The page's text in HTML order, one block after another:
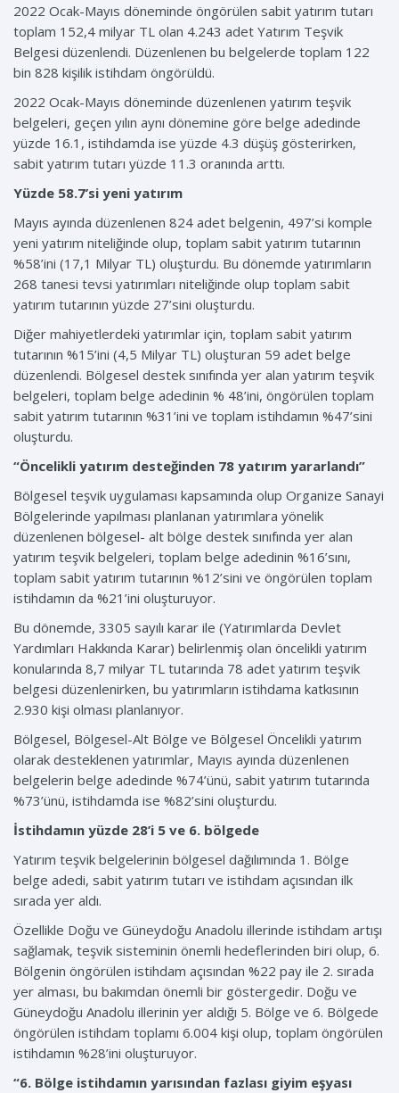
2022 Ocak-Mayıs döneminde öngörülen sabit yatırım tutarı
toplam 152,4 milyar TL olan 4.243 adet Yatırım Teşvik
Belgesi düzenlendi. Düzenlenen bu belgelerde toplam 122
bin 828 kişilik istihdam öngörüldü.
2022 Ocak-Mayıs döneminde düzenlenen yatırım teşvik
belgeleri, geçen yılın aynı dönemine göre belge adedinde
yüzde 16.1, istihdamda ise yüzde 4.3 düşüş gösterirken,
sabit yatırım tutarı yüzde 11.3 oranında arttı.
Yüzde 58.7’si yeni yatırım
Mayıs ayında düzenlenen 824 adet belgenin, 497’si komple
yeni yatırım niteliğinde olup, toplam sabit yatırım tutarının
%58’ini (17,1 Milyar TL) oluşturdu. Bu dönemde yatırımların
268 tanesi tevsi yatırımları niteliğinde olup toplam sabit
yatırım tutarının yüzde 27’sini oluşturdu.
Diğer mahiyetlerdeki yatırımlar için, toplam sabit yatırım
tutarının %15’ini (4,5 Milyar TL) oluşturan 59 adet belge
düzenlendi. Bölgesel destek sınıfında yer alan yatırım teşvik
belgeleri, toplam belge adedinin % 48’ini, öngörülen toplam
sabit yatırım tutarının %31’ini ve toplam istihdamın %47’sini
oluşturdu.
“Öncelikli yatırım desteğinden 78 yatırım yararlandı”
Bölgesel teşvik uygulaması kapsamında olup Organize Sanayi
Bölgelerinde yapılması planlanan yatırımlara yönelik
düzenlenen bölgesel- alt bölge destek sınıfında yer alan
yatırım teşvik belgeleri, toplam belge adedinin %16’sını,
toplam sabit yatırım tutarının %12’sini ve öngörülen toplam
istihdamın da %21’ini oluşturuyor.
Bu dönemde, 3305 sayılı karar ile (Yatırımlarda Devlet
Yardımları Hakkında Karar) belirlenmiş olan öncelikli yatırım
konularında 8,7 milyar TL tutarında 78 adet yatırım teşvik
belgesi düzenlenirken, bu yatırımların istihdama katkısının
2.930 kişi olması planlanıyor.
Bölgesel, Bölgesel-Alt Bölge ve Bölgesel Öncelikli yatırım
olarak desteklenen yatırımlar, Mayıs ayında düzenlenen
belgelerin belge adedinde %74’ünü, sabit yatırım tutarında
%73’ünü, istihdamda ise %82’sini oluşturdu.
İstihdamın yüzde 28’i 5 ve 6. bölgede
Yatırım teşvik belgelerinin bölgesel dağılımında 1. Bölge
belge adedi, sabit yatırım tutarı ve istihdam açısından ilk
sırada yer aldı.
Özellikle Doğu ve Güneydoğu Anadolu illerinde istihdam artışı
sağlamak, teşvik sisteminin önemli hedeflerinden biri olup, 6.
Bölgenin öngörülen istihdam açısından %22 pay ile 2. sırada
yer alması, bu bakımdan önemli bir göstergedir. Doğu ve
Güneydoğu Anadolu illerinin yer aldığı 5. Bölge ve 6. Bölgede
öngörülen istihdam toplamı 6.004 kişi olup, toplam öngörülen
istihdamın %28’ini oluşturuyor.
“6. Bölge istihdamın yarısından fazlası giyim eşyası